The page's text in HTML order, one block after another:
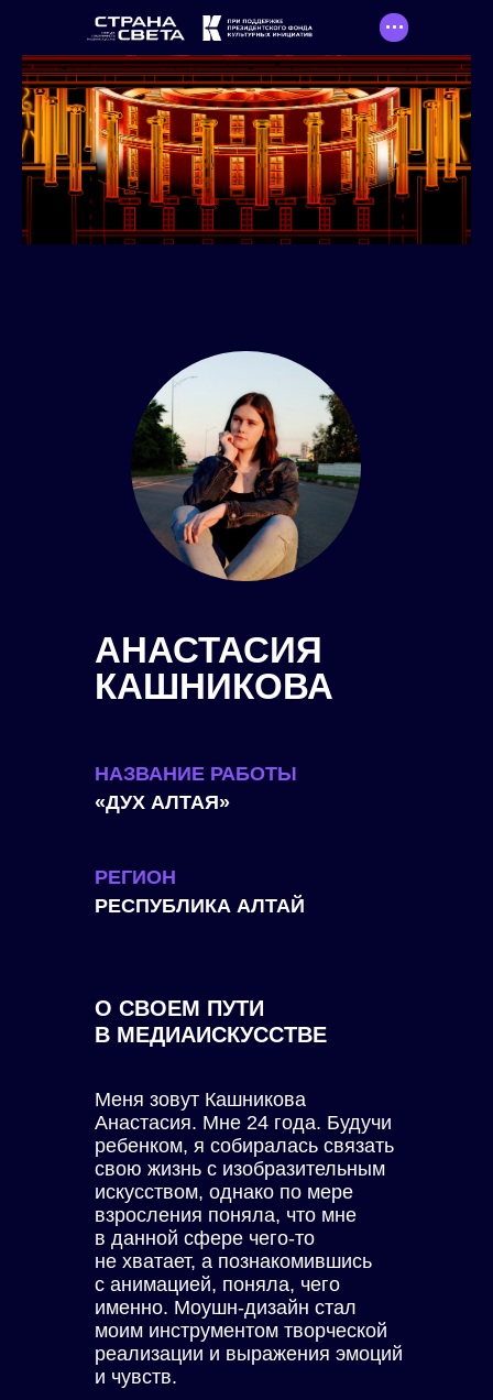
РЕСПУБЛИКА АЛТАЙ
«ДУХ АЛТАЯ»
РЕГИОН
НАЗВАНИЕ РАБОТЫ
АНАСТАСИЯ
КАШНИКОВА
Меня зовут Кашникова
Анастасия. Мне 24 года. Будучи
ребенком, я собиралась связать
свою жизнь с изобразительным
искусством, однако по мере
взросления поняла, что мне
в данной сфере чего-то
не хватает, а познакомившись
с анимацией, поняла, чего
именно. Моушн-дизайн стал
моим инструментом творческой
реализации и выражения эмоций
и чувств.
О СВОЕМ ПУТИ
В МЕДИАИСКУССТВЕ